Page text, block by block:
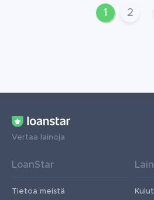
1 2
Vertaa lainoja
LoanStar
Tietoa meistä